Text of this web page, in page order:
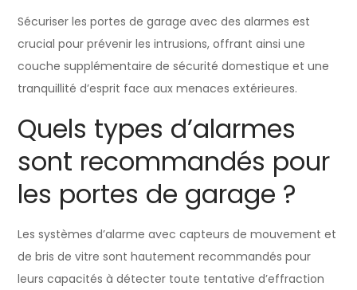
Sécuriser les portes de garage avec des alarmes est
crucial pour prévenir les intrusions, offrant ainsi une
couche supplémentaire de sécurité domestique et une
tranquillité d’esprit face aux menaces extérieures.
Quels types d’alarmes
sont recommandés pour
les portes de garage ?
Les systèmes d’alarme avec capteurs de mouvement et
de bris de vitre sont hautement recommandés pour
leurs capacités à détecter toute tentative d’effraction